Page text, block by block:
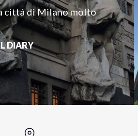
città di Milano molto
DIARY